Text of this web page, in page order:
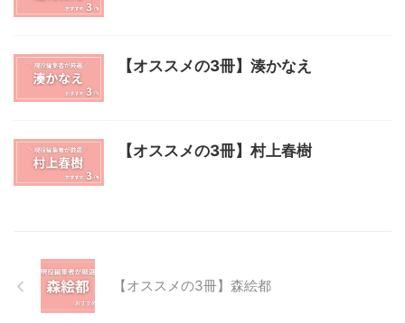
【オススメの3冊】湊かなえ
【オススメの3冊】村上春樹
【オススメの3冊】森絵都